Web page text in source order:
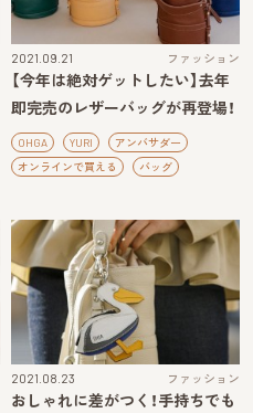
2021.09.21 ファッション
【今年は絶対ゲットしたい】去年
即完売のレザーバッグが再登場！
OHGA YURI
アンバサダー
オンラインで買える
バッグ
2021.08.23 ファッション
おしゃれに差がつく！手持ちでも